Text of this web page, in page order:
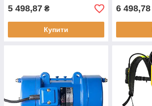
5 498,87 ₴
Купити
6 498,78